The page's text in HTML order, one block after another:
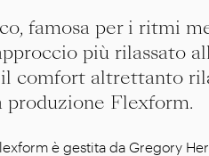
famosa per i ritmi
più rilassato
comfort altrettanto
Flexform.
è gestita da Gregory